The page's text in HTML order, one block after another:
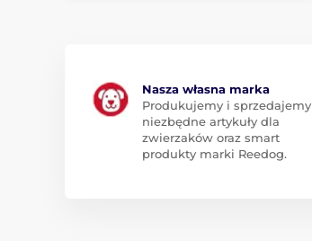
Nasza własna marka
Produkujemy i sprzedajemy
niezbędne artykuły dla
zwierzaków oraz smart
produkty marki Reedog.